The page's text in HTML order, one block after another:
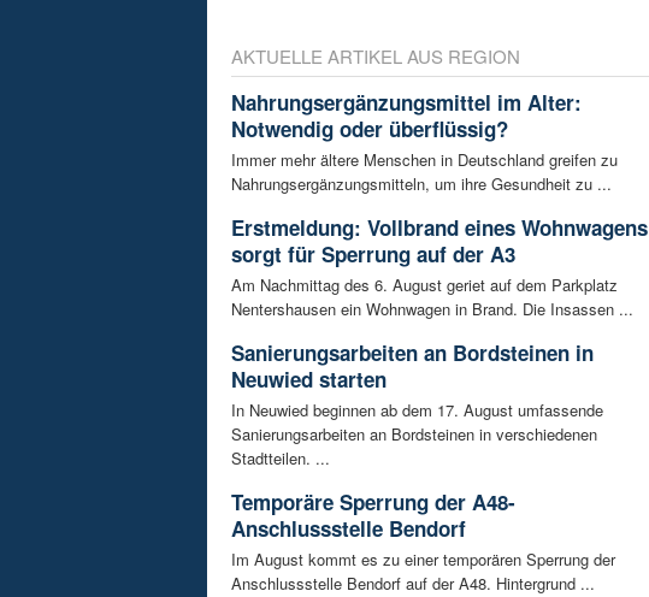
AKTUELLE ARTIKEL AUS REGION
Nahrungsergänzungsmittel im Alter:
Notwendig oder überflüssig?
Immer mehr ältere Menschen in Deutschland greifen zu
Nahrungsergänzungsmitteln, um ihre Gesundheit zu ...
Erstmeldung: Vollbrand eines Wohnwagens
sorgt für Sperrung auf der A3
Am Nachmittag des 6. August geriet auf dem Parkplatz
Nentershausen ein Wohnwagen in Brand. Die Insassen ...
Sanierungsarbeiten an Bordsteinen in
Neuwied starten
In Neuwied beginnen ab dem 17. August umfassende
Sanierungsarbeiten an Bordsteinen in verschiedenen
Stadtteilen. ...
Temporäre Sperrung der A48-
Anschlussstelle Bendorf
Im August kommt es zu einer temporären Sperrung der
Anschlussstelle Bendorf auf der A48. Hintergrund ...